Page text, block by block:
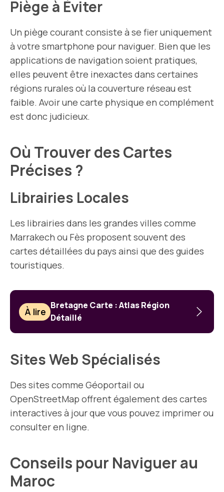
Piège à Éviter
Un piège courant consiste à se fier uniquement
à votre smartphone pour naviguer. Bien que les
applications de navigation soient pratiques,
elles peuvent être inexactes dans certaines
régions rurales où la couverture réseau est
faible. Avoir une carte physique en complément
est donc judicieux.
Où Trouver des Cartes
Précises ?
Librairies Locales
Les librairies dans les grandes villes comme
Marrakech ou Fès proposent souvent des
cartes détaillées du pays ainsi que des guides
touristiques.
À lire
Bretagne Carte : Atlas Région
Détaillé
Sites Web Spécialisés
Des sites comme Géoportail ou
OpenStreetMap offrent également des cartes
interactives à jour que vous pouvez imprimer ou
consulter en ligne.
Conseils pour Naviguer au
Maroc